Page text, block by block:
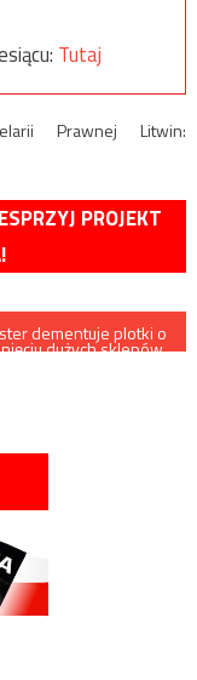
Tutaj
Prawnej Litwin:
PROJEKT
dementuje plotki o
dużych sklepów.